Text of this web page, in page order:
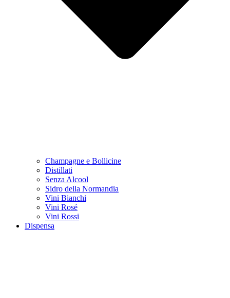
Champagne e Bollicine
Distillati
Senza Alcool
Sidro della Normandia
Vini Bianchi
Vini Rosé
Vini Rossi
Dispensa